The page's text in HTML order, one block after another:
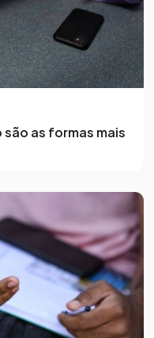
as formas mais